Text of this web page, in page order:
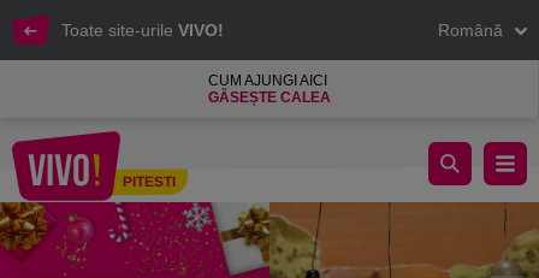
Toate site-urile VIVO! Română
CUM AJUNGI AICI
GĂSEȘTE CALEA
Pitesti
PITESTI
Teatru de Păpuși pentru Copii